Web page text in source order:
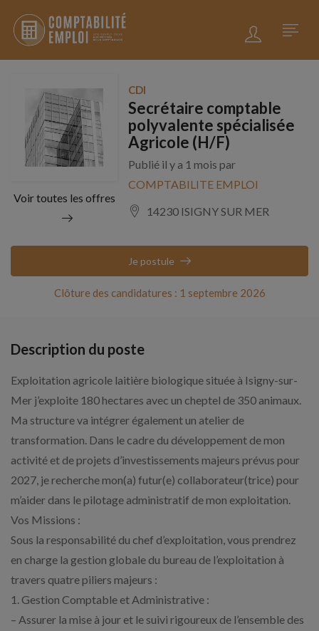
Voir toutes les offres
CDI
Secrétaire comptable
polyvalente spécialisée
Agricole (H/F)
Publié il y a 1 mois par
COMPTABILITE EMPLOI
14230 ISIGNY SUR MER
Clôture des candidatures : 1 septembre 2026
Je postule
Description du poste
Exploitation agricole laitière biologique située à Isigny-sur-
Mer j’exploite 180 hectares avec un cheptel de 350 animaux.
Ma structure va intégrer également un atelier de
transformation. Dans le cadre du développement de mon
activité et de projets d’investissements majeurs prévus pour
2027, je recherche mon(a) futur(e) collaborateur(trice) pour
m’aider dans le pilotage administratif de mon exploitation.
Vos Missions :
Sous la responsabilité du chef d’exploitation, vous prendrez
en charge la gestion globale du bureau de l’exploitation à
travers quatre piliers majeurs :
1. Gestion Comptable et Administrative :
– Assurer la mise à jour et le suivi rigoureux de l’ensemble des